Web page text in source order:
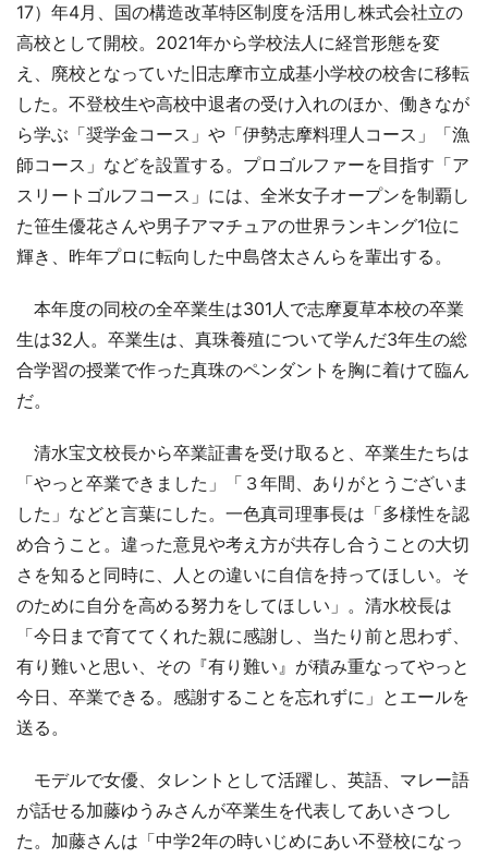
17）年4月、国の構造改革特区制度を活用し株式会社立の
高校として開校。2021年から学校法人に経営形態を変
え、廃校となっていた旧志摩市立成基小学校の校舎に移転
した。不登校生や高校中退者の受け入れのほか、働きなが
ら学ぶ「奨学金コース」や「伊勢志摩料理人コース」「漁
師コース」などを設置する。プロゴルファーを目指す「ア
スリートゴルフコース」には、全米女子オープンを制覇し
た笹生優花さんや男子アマチュアの世界ランキング1位に
輝き、昨年プロに転向した中島啓太さんらを輩出する。
本年度の同校の全卒業生は301人で志摩夏草本校の卒業
生は32人。卒業生は、真珠養殖について学んだ3年生の総
合学習の授業で作った真珠のペンダントを胸に着けて臨ん
だ。
清水宝文校長から卒業証書を受け取ると、卒業生たちは
「やっと卒業できました」「３年間、ありがとうございま
した」などと言葉にした。一色真司理事長は「多様性を認
め合うこと。違った意見や考え方が共存し合うことの大切
さを知ると同時に、人との違いに自信を持ってほしい。そ
のために自分を高める努力をしてほしい」。清水校長は
「今日まで育ててくれた親に感謝し、当たり前と思わず、
有り難いと思い、その『有り難い』が積み重なってやっと
今日、卒業できる。感謝することを忘れずに」とエールを
送る。
モデルで女優、タレントとして活躍し、英語、マレー語
が話せる加藤ゆうみさんが卒業生を代表してあいさつし
た。加藤さんは「中学2年の時いじめにあい不登校になっ